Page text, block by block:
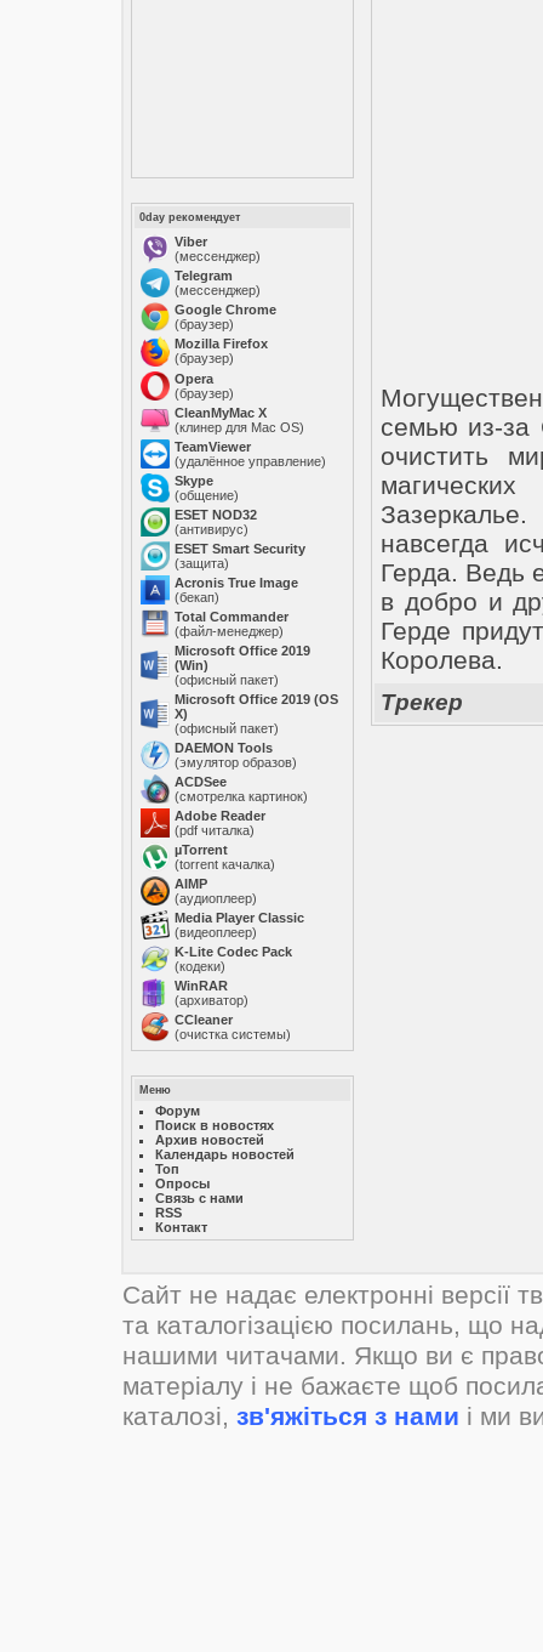
0day рекомендует
Viber
(мессенджер)
Telegram
(мессенджер)
Google Chrome
(браузер)
Mozilla Firefox
(браузер)
Opera
(браузер)
CleanMyMac X
(клинер для Mac OS)
TeamViewer
(удалённое управление)
Skype
(общение)
ESET NOD32
(антивирус)
ESET Smart Security
(защита)
Acronis True Image
(бекап)
Total Commander
(файл-менеджер)
Microsoft Office 2019
(Win)
(офисный пакет)
Microsoft Office 2019 (OS
X)
(офисный пакет)
DAEMON Tools
(эмулятор образов)
ACDSee
(смотрелка картинок)
Adobe Reader
(pdf читалка)
µTorrent
(torrent качалка)
AIMP
(аудиоплеер)
Media Player Classic
(видеоплеер)
K-Lite Codec Pack
(кодеки)
WinRAR
(архиватор)
ССleaner
(очистка системы)
Меню
Форум
Поиск в новостях
Архив новостей
Календарь новостей
Топ
Опросы
Связь с нами
RSS
Контакт
семью из-за
очистить
навсегда
Герда. Ведь
в добро и
Герде
Королева.
Трекер
Сайт не надає електронні версії
та каталогізацією посилань, що
нашими читачами. Якщо ви є
матеріалу і не бажаєте щоб
каталозі, зв'яжіться з нами і ми